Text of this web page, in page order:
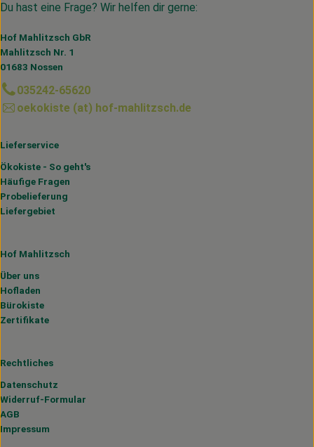
Du hast eine Frage? Wir helfen dir gerne:
Hof Mahlitzsch GbR
Mahlitzsch Nr. 1
01683 Nossen
035242-65620
oekokiste (at) hof-mahlitzsch.de
Lieferservice
Ökokiste - So geht's
Häufige Fragen
Probelieferung
Liefergebiet
Hof Mahlitzsch
Über uns
Hofladen
Bürokiste
Zertifikate
Rechtliches
Datenschutz
Widerruf-Formular
AGB
Impressum